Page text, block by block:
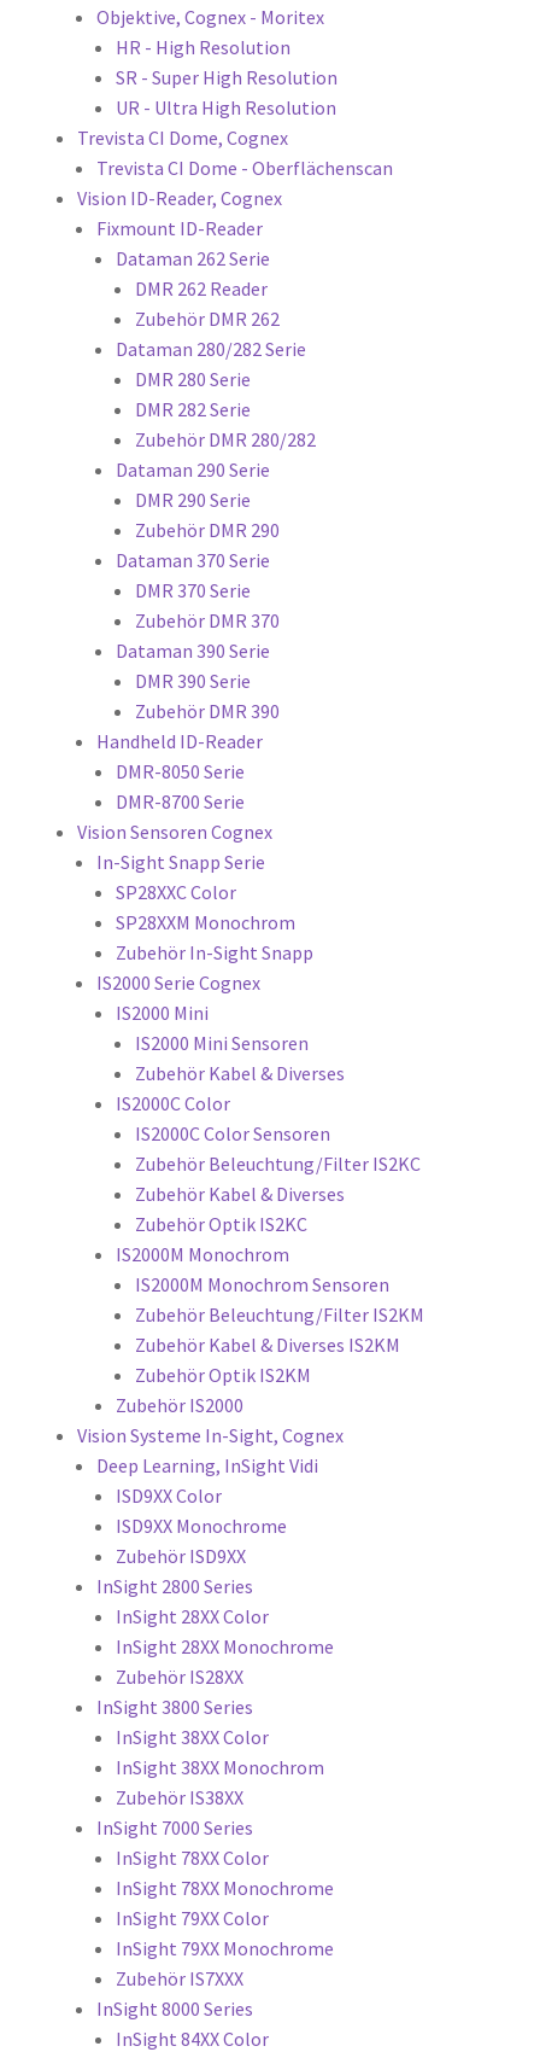
Objektive, Cognex - Moritex
HR - High Resolution
SR - Super High Resolution
UR - Ultra High Resolution
Trevista CI Dome, Cognex
Trevista CI Dome - Oberflächenscan
Vision ID-Reader, Cognex
Fixmount ID-Reader
Dataman 262 Serie
DMR 262 Reader
Zubehör DMR 262
Dataman 280/282 Serie
DMR 280 Serie
DMR 282 Serie
Zubehör DMR 280/282
Dataman 290 Serie
DMR 290 Serie
Zubehör DMR 290
Dataman 370 Serie
DMR 370 Serie
Zubehör DMR 370
Dataman 390 Serie
DMR 390 Serie
Zubehör DMR 390
Handheld ID-Reader
DMR-8050 Serie
DMR-8700 Serie
Vision Sensoren Cognex
In-Sight Snapp Serie
SP28XXC Color
SP28XXM Monochrom
Zubehör In-Sight Snapp
IS2000 Serie Cognex
IS2000 Mini
IS2000 Mini Sensoren
Zubehör Kabel & Diverses
IS2000C Color
IS2000C Color Sensoren
Zubehör Beleuchtung/Filter IS2KC
Zubehör Kabel & Diverses
Zubehör Optik IS2KC
IS2000M Monochrom
IS2000M Monochrom Sensoren
Zubehör Beleuchtung/Filter IS2KM
Zubehör Kabel & Diverses IS2KM
Zubehör Optik IS2KM
Zubehör IS2000
Vision Systeme In-Sight, Cognex
Deep Learning, InSight Vidi
ISD9XX Color
ISD9XX Monochrome
Zubehör ISD9XX
InSight 2800 Series
InSight 28XX Color
InSight 28XX Monochrome
Zubehör IS28XX
InSight 3800 Series
InSight 38XX Color
InSight 38XX Monochrom
Zubehör IS38XX
InSight 7000 Series
InSight 78XX Color
InSight 78XX Monochrome
InSight 79XX Color
InSight 79XX Monochrome
Zubehör IS7XXX
InSight 8000 Series
InSight 84XX Color